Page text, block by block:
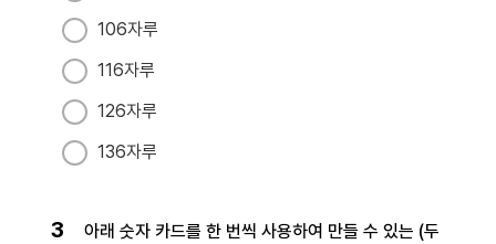
106자루
116자루
126자루
136자루
3
아래 숫자 카드를 한 번씩 사용하여 만들 수 있는 (두